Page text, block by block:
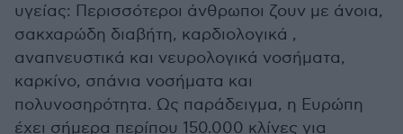
υγείας: Περισσότεροι άνθρωποι ζουν με άνοια,
σακχαρώδη διαβήτη, καρδιολογικά ,
αναπνευστικά και νευρολογικά νοσήματα,
καρκίνο, σπάνια νοσήματα και
πολυνοσηρότητα. Ως παράδειγμα, η Ευρώπη
έχει σήμερα περίπου 150.000 κλίνες για